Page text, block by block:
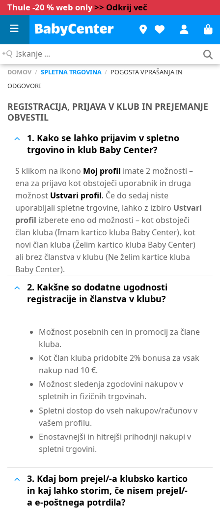
Thule -20 % web only>> Odkrij več
Iskanje
DOMOV / SPLETNA TRGOVINA / POGOSTA VPRAŠANJA IN
ODGOVORI
REGISTRACIJA, PRIJAVA V KLUB IN PREJEMANJE
OBVESTIL
1. Kako se lahko prijavim v spletno
trgovino in klub Baby Center?
S klikom na ikono Moj profil imate 2 možnosti –
ena za prijavo kot obstoječi uporabnik in druga
možnost Ustvari profil. Če do sedaj niste
uporabljali spletne trgovine, lahko z izbiro Ustvari
profil izberete eno od možnosti – kot obstoječi
član kluba (Imam kartico kluba Baby Center), kot
novi član kluba (Želim kartico kluba Baby Center)
ali brez članstva v klubu (Ne želim kartice kluba
Baby Center).
2. Kakšne so dodatne ugodnosti
registracije in članstva v klubu?
Možnost posebnih cen in promocij za člane
kluba.
Kot član kluba pridobite 2% bonusa za vsak
nakup nad 10 €.
Možnost sledenja zgodovini nakupov v
spletnih in fizičnih trgovinah.
Spletni dostop do vseh nakupov/računov v
vašem profilu.
Enostavnejši in hitrejši prihodnji nakupi v
spletni trgovini.
3. Kdaj bom prejel/-a klubsko kartico
in kaj lahko storim, če nisem prejel/-
a e-poštnega potrdila?